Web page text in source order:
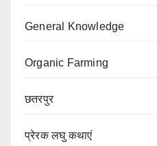
General Knowledge
Organic Farming
छतरपुर
प्रेरक लघु कथाएं